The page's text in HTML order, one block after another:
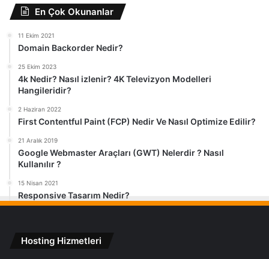
En Çok Okunanlar
11 Ekim 2021
Domain Backorder Nedir?
25 Ekim 2023
4k Nedir? Nasıl izlenir? 4K Televizyon Modelleri
Hangileridir?
2 Haziran 2022
First Contentful Paint (FCP) Nedir Ve Nasıl Optimize Edilir?
21 Aralık 2019
Google Webmaster Araçları (GWT) Nelerdir ? Nasıl
Kullanılır ?
15 Nisan 2021
Responsive Tasarım Nedir?
Hosting Hizmetleri